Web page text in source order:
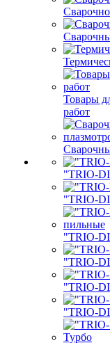
Товары
работ
"TRIO-
"TRIO-
"TRIO-
"TRIO-
"TRIO-
"TRIO-